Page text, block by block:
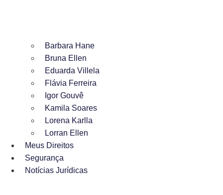
Barbara Hane
Bruna Ellen
Eduarda Villela
Flávia Ferreira
Igor Gouvê
Kamila Soares
Lorena Karlla
Lorran Ellen
Meus Direitos
Segurança
Notícias Jurídicas